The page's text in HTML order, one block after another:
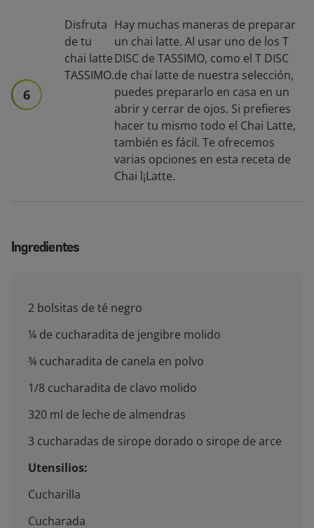
6
Disfruta
de tu
chai latte
TASSIMO.
Hay muchas maneras de preparar
un chai latte. Al usar uno de los T
DISC de TASSIMO, como el T DISC
de chai latte de nuestra selección,
puedes prepararlo en casa en un
abrir y cerrar de ojos. Si prefieres
hacer tu mismo todo el Chai Latte,
también es fácil. Te ofrecemos
varias opciones en esta receta de
Chai l¡Latte.
Ingredientes
2 bolsitas de té negro
¼ de cucharadita de jengibre molido
¾ cucharadita de canela en polvo
1/8 cucharadita de clavo molido
320 ml de leche de almendras
3 cucharadas de sirope dorado o sirope de arce
Utensilios:
Cucharilla
Cucharada